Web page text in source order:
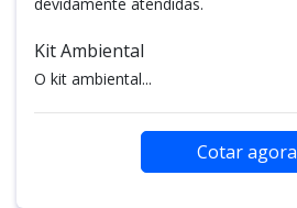
Kit Ambiental
O kit ambiental...
Cotar agora